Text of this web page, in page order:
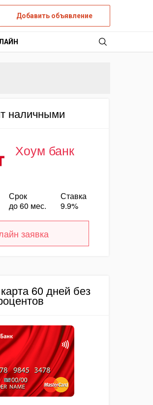
Добавить объявление
наличными
Хоум банк
Срок
до 60 мес.
Ставка
9.9%
заявка
60 дней без